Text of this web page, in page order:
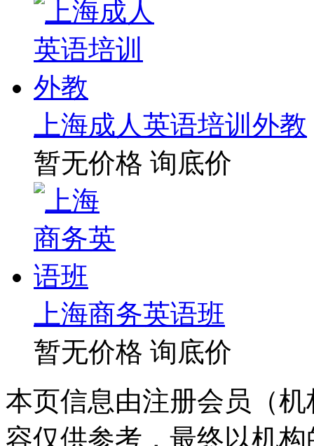
上海成人英语培训外教
暂无价格 询底价
上海商务英语班
暂无价格 询底价
本页信息由注册会员（
容仅供参考，最终以机